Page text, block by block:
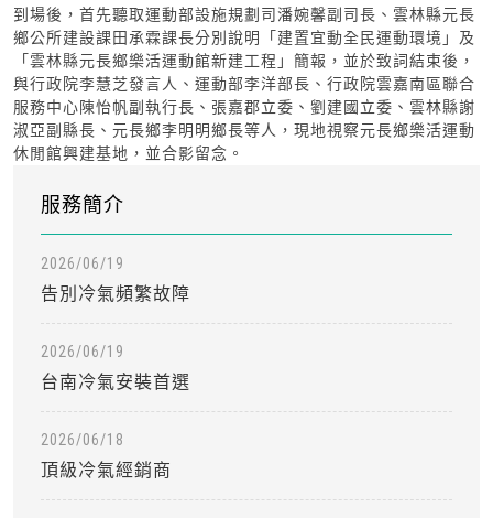
服務簡介
2026/06/19
告別冷氣頻繁故障
2026/06/19
台南冷氣安裝首選
2026/06/18
頂級冷氣經銷商
到場後，首先聽取運動部設施規劃司潘婉馨副司長、雲林縣元長
鄉公所建設課田承霖課長分別說明「建置宜動全民運動環境」及
「雲林縣元長鄉樂活運動館新建工程」簡報，並於致詞結束後，
與行政院李慧芝發言人、運動部李洋部長、行政院雲嘉南區聯合
服務中心陳怡帆副執行長、張嘉郡立委、劉建國立委、雲林縣謝
淑亞副縣長、元長鄉李明明鄉長等人，現地視察元長鄉樂活運動
休閒館興建基地，並合影留念。